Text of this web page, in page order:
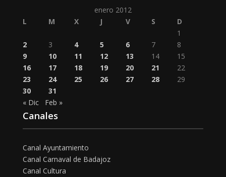
enero 2012
L
M X J V S
D
1
2
3 4 5 6 7
8
9
10 11 12 13 14
15
16
17 18 19 20 21
22
23
24 25 26 27 28
29
30
31
« Dic
Feb »
Canales
Canal Ayuntamiento
Canal Carnaval de Badajoz
Canal Cultura